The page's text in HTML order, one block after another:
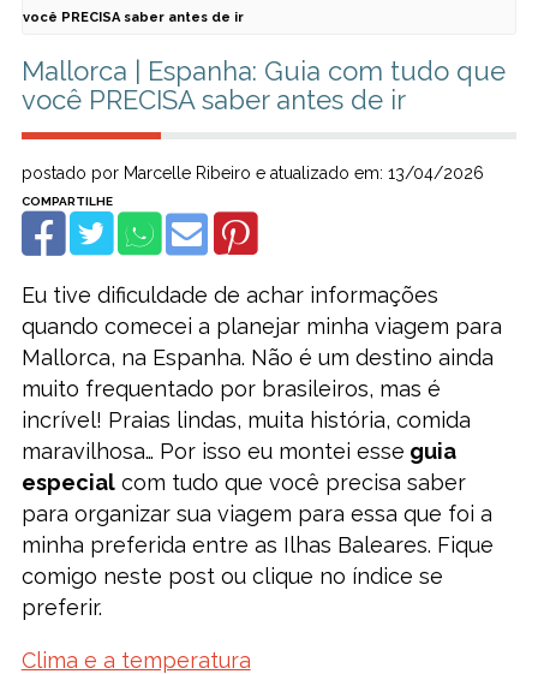
você PRECISA saber antes de ir
Mallorca | Espanha: Guia com tudo que
você PRECISA saber antes de ir
postado por Marcelle Ribeiro e atualizado em: 13/04/2026
Eu tive dificuldade de achar informações
quando comecei a planejar minha viagem para
Mallorca, na Espanha. Não é um destino ainda
muito frequentado por brasileiros, mas é
incrível! Praias lindas, muita história, comida
maravilhosa… Por isso eu montei esse guia
especialcom tudo que você precisa saber
para organizar sua viagem para essa que foi a
minha preferida entre as Ilhas Baleares. Fique
comigo neste post ou clique no índice se
preferir.
Clima e a temperatura